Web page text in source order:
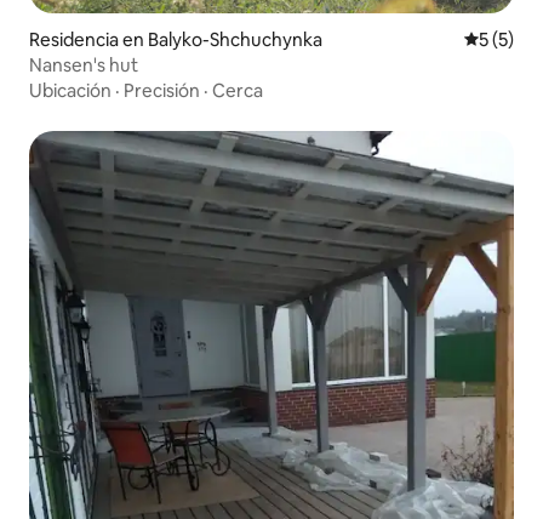
Residencia en Balyko-Shchuchynka
5 (5)
Nansen's hut
Ubicación · Precisión · Cerca